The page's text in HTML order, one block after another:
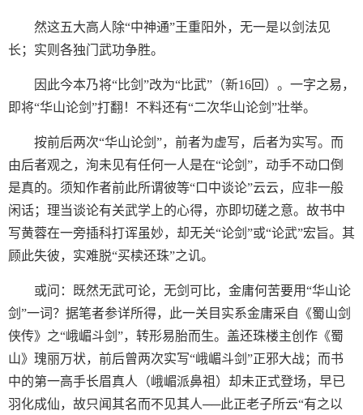
然这五大高人除“中神通”王重阳外，无一是以剑法见
长；实则各独门武功争胜。
因此今本乃将“比剑”改为“比武”（新16回）。一字之易，
即将“华山论剑”打翻！不料还有“二次华山论剑”壮举。
按前后两次“华山论剑”，前者为虚写，后者为实写。而
由后者观之，洵未见有任何一人是在“论剑”，动手不动口倒
是真的。须知作者前此所谓彼等“口中谈论”云云，应非一般
闲话；理当谈论有关武学上的心得，亦即切磋之意。故书中
写黄蓉在一旁插科打诨虽妙，却无关“论剑”或“论武”宏旨。其
顾此失彼，实难脱“买椟还珠”之讥。
或问：既然无武可论，无剑可比，金庸何苦要用“华山论
剑”一词？据笔者参详所得，此一关目实系金庸采自《蜀山剑
侠传》之“峨嵋斗剑”，转形易胎而生。盖还珠楼主创作《蜀
山》瑰丽万状，前后曾两次实写“峨嵋斗剑”正邪大战；而书
中的第一高手长眉真人（峨嵋派鼻祖）却未正式登场，早已
羽化成仙，故只闻其名而不见其人──此正老子所云“有之以